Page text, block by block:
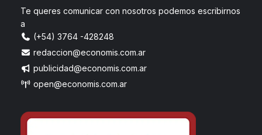
Te queres comunicar con nosotros podemos escribirnos
a
(+54) 3764 -428248
redaccion@economis.com.ar
publicidad@economis.com.ar
open@economis.com.ar